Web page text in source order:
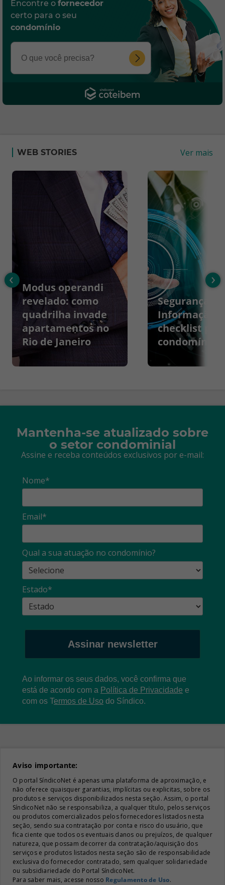
Encontre o fornecedor
certo para o seu
condomínio
WEB STORIES Ver mais
Modus operandi
revelado: como
quadrilha invade
apartamentos no
Rio de Janeiro
Segurança da
Informação:
checklist
condomínios
‹ ›
Mantenha-se atualizado sobre
o setor condominial
Assine e receba conteúdos exclusivos por e-mail:
Nome*
Email*
Qual a sua atuação no condomínio?
Estado*
Assinar newsletter
Ao informar os seus dados, você confirma que
está de acordo com a Política de Privacidade e
com os Termos de Uso do Síndico.
Aviso importante:
O portal SíndicoNet é apenas uma plataforma de aproximação, e
não oferece quaisquer garantias, implícitas ou explicitas, sobre os
produtos e serviços disponibilizados nesta seção. Assim, o portal
SíndicoNet não se responsabiliza, a qualquer título, pelos serviços
ou produtos comercializados pelos fornecedores listados nesta
seção, sendo sua contratação por conta e risco do usuário, que
fica ciente que todos os eventuais danos ou prejuízos, de qualquer
natureza, que possam decorrer da contratação/aquisição dos
serviços e produtos listados nesta seção são de responsabilidade
exclusiva do fornecedor contratado, sem qualquer solidariedade
ou subsidiariedade do Portal SíndicoNet.
Para saber mais, acesse nosso Regulamento de Uso.